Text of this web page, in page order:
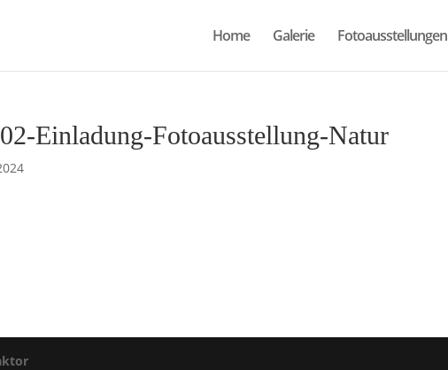
Home Galerie Fotoausstellungen
Einladung-Fotoausstellung-Natur